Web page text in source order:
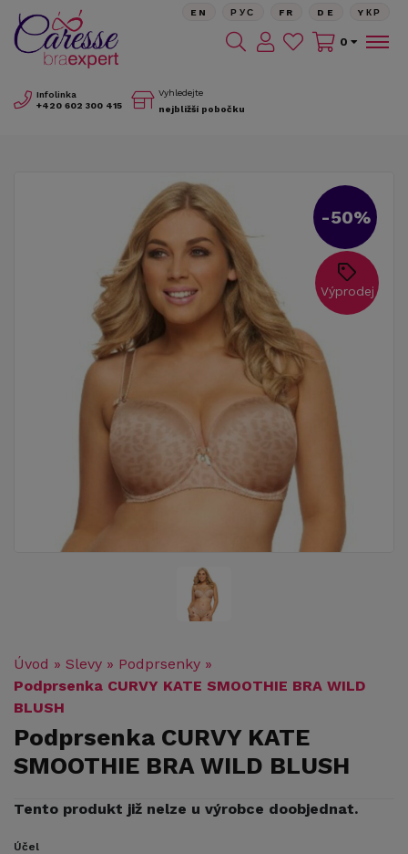
Infolinka
+420 602 300 415
Vyhledejte
nejbližší pobočku
EN РУС FR DE YКР
0
-50%
Výprodej
Úvod » Slevy » Podprsenky »
Podprsenka CURVY KATE SMOOTHIE BRA WILD
BLUSH
Podprsenka CURVY KATE
SMOOTHIE BRA WILD BLUSH
Tento produkt již nelze u výrobce doobjednat.
Účel